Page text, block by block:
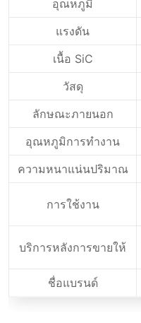
อุณหภูมิ
แรงดัน
เนื้อ SiC
วัสดุ
ลักษณะภายนอก
อุณหภูมิการทำงาน
ความหนาแน่นปริมาณ
การใช้งาน
บริการหลังการขายให้
ชื่อแบรนด์